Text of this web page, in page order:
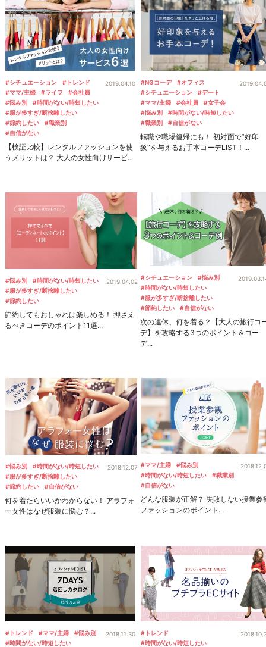
#シチュエーション
#トレンド
#ママ/主婦
#ライフ
#会社員
#悩み別
#時間がない/時短したい
#服が多すぎ/断捨離したい
#節約したい
#職業別
#自信がない
2019.04.10
【検証比較】レンタルファッションを使
うメリットは？ 大人の女性向けサービ...
#NGコーデ
#オフィス
#シチュエーション
#デート
#ママ/主婦
#会社員
#女子会
#悩み別
#時間がない/時短したい
#職業別
#自信がない
転職や職場復帰にも！ 初対面で”好印
象”を与えるお手本コーデLIST！...
#悩み別
#時間がない/時短したい
#服が多すぎ/断捨離したい
#節約したい
2019.04.02
節約してもおしゃれは楽しめる！ 押さえ
るべきコーデのポイント11選...
#シチュエーション
#悩み別
#時間がない/時短したい
#服が多すぎ/断捨離したい
#節約したい
#自信がない
次の連休、何を着る？【大人の旅行コ
デ】を攻略する3つのポイント＆コー
デ...
#悩み別
#時間がない/時短したい
#服が多すぎ/断捨離したい
#節約したい
#自信がない
2018.12.07
何を着たらいいかわからない！ アラフォ
ー女性はなぜ服装に悩む？...
#ママ/主婦
#悩み別
#時間がない/時短したい
#職業別
#自信がない
どんな服装が正解？ 失敗しない授業参
ファッションのポイント...
#トレンド #ママ/主婦
#悩み別
#時間がない/時短したい
2018.11.30
#トレンド
#時間がない/時短したい